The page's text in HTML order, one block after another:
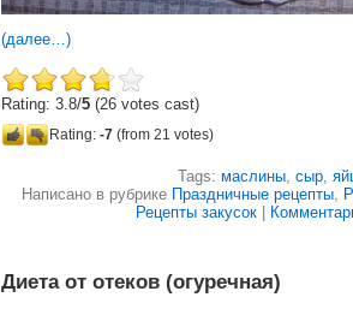
(далее…)
Rating: 3.8/5 (26 votes cast)
Rating: -7 (from 21 votes)
Tags: маслины, сыр,
Написано в рубрике Праздничные рецепты,
Рецепты закусок
Диета от отеков (огуречная)